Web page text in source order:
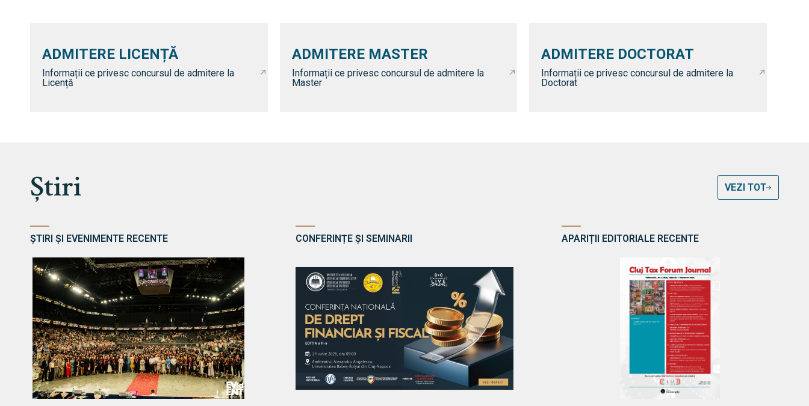
ADMITERE LICENȚĂ
Informații ce privesc concursul de admitere la
Licență
ADMITERE MASTER
Informații ce privesc concursul de admitere la
Master
ADMITERE DOCTORAT
Informații ce privesc concursul de admitere la
Doctorat
Știri VEZI TOT
ȘTIRI ȘI EVENIMENTE RECENTE CONFERINȚE ȘI SEMINARII APARIȚII EDITORIALE RECENTE